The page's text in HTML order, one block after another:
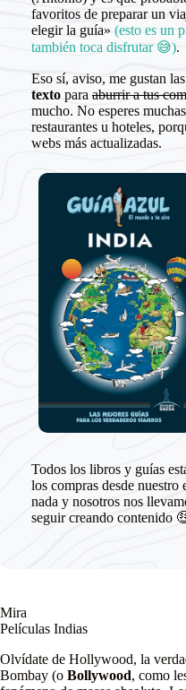
favoritos de preparar un
elegir la guía» (esto es un
también toca disfrutar 😅).
Eso sí, aviso, me gustan
textoparaaburrir a tus
mucho. No esperes
restaurantes u hoteles,
webs más actualizadas.
Todos los libros y guías
los compras desde
nada y nosotros nos
seguir creando contenido
Mira
Películas Indias
Olvídate de Hollywood, la
Bombay (o Bollywood, como